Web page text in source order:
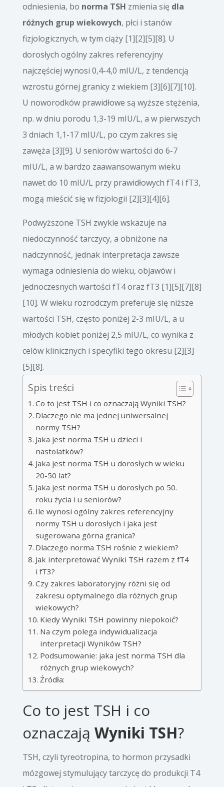
odniesienia, bo norma TSH zmienia się dla
różnych grup wiekowych, płci i stanów
fizjologicznych, w tym ciąży [1][2][5][8]. U
dorosłych ogólny zakres referencyjny
najczęściej wynosi 0,4-4,0 mIU/L, z tendencją
wzrostu górnej granicy z wiekiem [3][6][7][10].
U noworodków prawidłowe są wyższe stężenia,
np. w dniu porodu 1,3-19 mIU/L, a w pierwszych
3 dniach 1,1-17 mIU/L, po czym zakres się
zawęża [3][9]. U seniorów wartości do 6-7
mIU/L, a w bardzo zaawansowanym wieku
nawet do 10 mIU/L przy prawidłowych fT4 i fT3,
mogą mieścić się w fizjologii [2][3][4][6].
Podwyższone TSH zwykle wskazuje na
niedoczynność tarczycy, a obniżone na
nadczynność, jednak interpretacja zawsze
wymaga odniesienia do wieku, objawów i
jednoczesnych wartości fT4 oraz fT3 [1][5][7][8]
[10]. W wieku rozrodczym preferuje się niższe
wartości TSH, często poniżej 2-3 mIU/L, a u
młodych kobiet poniżej 2,5 mIU/L, co wynika z
celów klinicznych i specyfiki tego okresu [2][3]
[5][8].
Spis treści
Co to jest TSH i co oznaczają Wyniki TSH?
Dlaczego nie ma jednej uniwersalnej
normy TSH?
Jaka jest norma TSH u dzieci i
nastolatków?
Jaka jest norma TSH u dorosłych w wieku
20-50 lat?
Jaka jest norma TSH u dorosłych po 50.
roku życia i u seniorów?
Ile wynosi ogólny zakres referencyjny
normy TSH u dorosłych i jaka jest
sugerowana górna granica?
Dlaczego norma TSH rośnie z wiekiem?
Jak interpretować Wyniki TSH razem z fT4
i fT3?
Czy zakres laboratoryjny różni się od
zakresu optymalnego dla różnych grup
wiekowych?
Kiedy Wyniki TSH powinny niepokoić?
Na czym polega indywidualizacja
interpretacji Wyników TSH?
Podsumowanie: jaka jest norma TSH dla
różnych grup wiekowych?
Źródła:
Co to jest TSH i co
oznaczają Wyniki TSH?
TSH, czyli tyreotropina, to hormon przysadki
mózgowej stymulujący tarczycę do produkcji T4